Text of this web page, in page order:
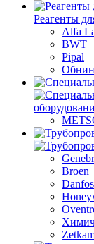
Реагенты
Alfa
BWT
Pipal
Broen